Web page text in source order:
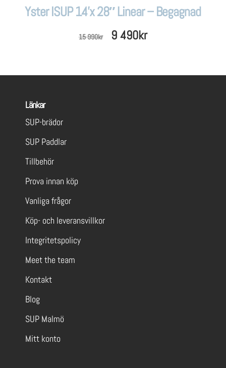
Yster ISUP 14’x 28″ Linear – Begagnad
15 990kr
Det
priset
9 490krDet
priset
Länkar
SUP-brädor
SUP Paddlar
Tillbehör
Prova innan köp
Vanliga frågor
Köp- och leveransvillkor
Integritetspolicy
Meet the team
Kontakt
Blog
SUP Malmö
Mitt konto